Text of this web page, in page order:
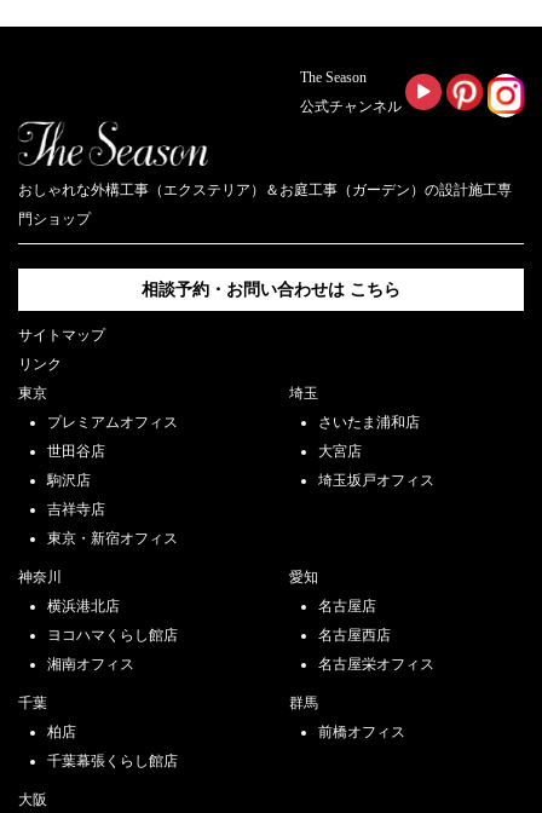
The Season
公式チャンネル
おしゃれな外構工事（エクステリア）＆お庭工事（ガーデン）の設計施工専
門ショップ
相談予約・お問い合わせは こちら
サイトマップ
リンク
東京
プレミアムオフィス
世田谷店
駒沢店
吉祥寺店
東京・新宿オフィス
千葉
柏店
千葉幕張くらし館店
群馬
前橋オフィス
愛知
名古屋店
名古屋西店
名古屋栄オフィス
神奈川
横浜港北店
ヨコハマくらし館店
湘南オフィス
埼玉
さいたま浦和店
大宮店
埼玉坂戸オフィス
大阪